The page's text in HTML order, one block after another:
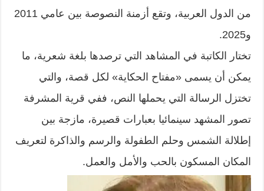
من الدول العربية، وتقع أزمنة النصوصة بين عامي 2011
و2025.
تختار الكاتبة في المشاهد التي ترصدها بلغة شعرية، ما
يمكن أن يسمى «مفتاح الحكاية» لكل قصة، والتي
تختزل الرسالة التي يحملها النص، ففي قرية المشرفة
تصور المشهد سينمائيا بعبارات قصيرة، مازجة بين
إطلالة الشمس وحلم الطفولة والرسم والذاكرة لتعريف
المكان المسكون بالحب والأمل والعمل.